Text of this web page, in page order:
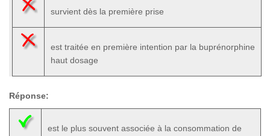
survient dès la première prise
est traitée en première intention par la buprénorphine
haut dosage
Réponse:
est le plus souvent associée à la consommation de